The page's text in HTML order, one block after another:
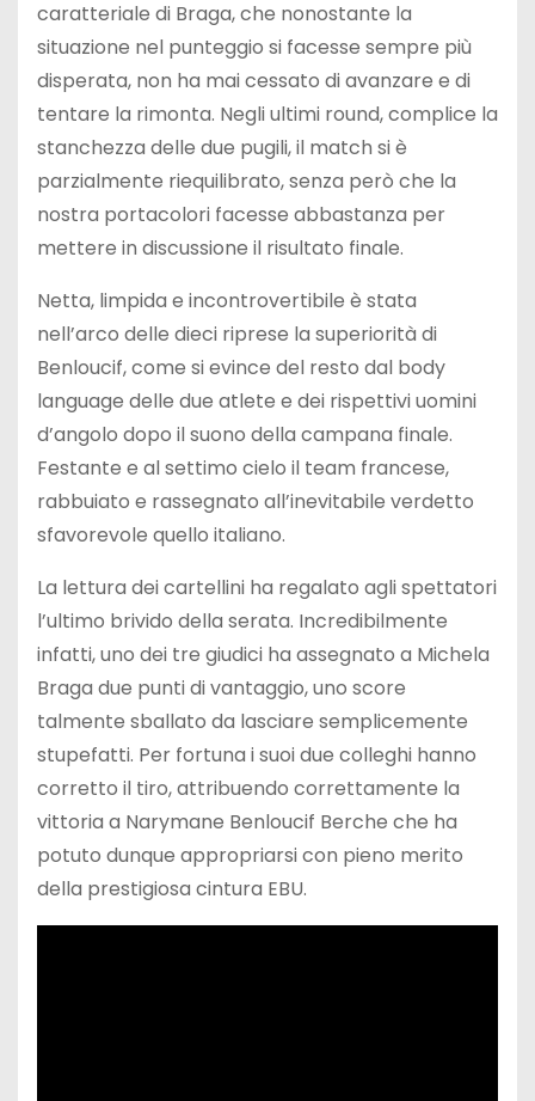
caratteriale di Braga, che nonostante la
situazione nel punteggio si facesse sempre più
disperata, non ha mai cessato di avanzare e di
tentare la rimonta. Negli ultimi round, complice la
stanchezza delle due pugili, il match si è
parzialmente riequilibrato, senza però che la
nostra portacolori facesse abbastanza per
mettere in discussione il risultato finale.
Netta, limpida e incontrovertibile è stata
nell’arco delle dieci riprese la superiorità di
Benloucif, come si evince del resto dal body
language delle due atlete e dei rispettivi uomini
d’angolo dopo il suono della campana finale.
Festante e al settimo cielo il team francese,
rabbuiato e rassegnato all’inevitabile verdetto
sfavorevole quello italiano.
La lettura dei cartellini ha regalato agli spettatori
l’ultimo brivido della serata. Incredibilmente
infatti, uno dei tre giudici ha assegnato a Michela
Braga due punti di vantaggio, uno score
talmente sballato da lasciare semplicemente
stupefatti. Per fortuna i suoi due colleghi hanno
corretto il tiro, attribuendo correttamente la
vittoria a Narymane Benloucif Berche che ha
potuto dunque appropriarsi con pieno merito
della prestigiosa cintura EBU.